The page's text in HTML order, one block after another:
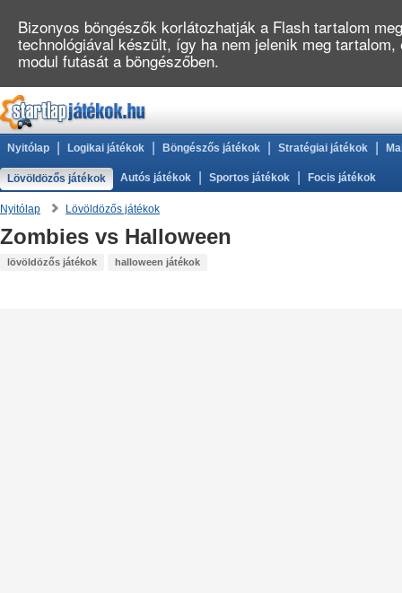
Nyitólap Logikai játékok Böngészős játékok Stratégiai játékok
Lövöldözős játékok Autós játékok Sportos játékok Focis játékok
Nyitólap Lövöldözős játékok
Zombies vs Halloween
lövöldözős játékok halloween játékok
Bizonyos böngészők korlátozhatják a Flash tartalom
technológiával készült, így ha nem jelenik meg
modul futását a böngészőben.